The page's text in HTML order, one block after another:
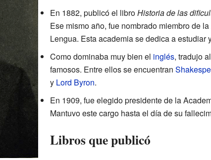
En 1882, publicó el libroHistoria de las
Ese mismo año, fue nombrado miembro de
Lengua. Esta academia se dedica a estudiar
Como dominaba muy bien el inglés, tradujo
famosos. Entre ellos se encuentran
y Lord Byron.
En 1909, fue elegido presidente de la
Mantuvo este cargo hasta el día de su
Libros que publicó